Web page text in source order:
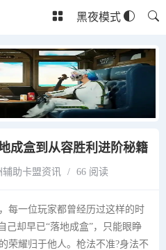
黑夜模式
成盒到从容胜利进阶秘籍
辅助卡盟资讯 / 66 阅读
每一位玩家都曾经历过这样的时
己却早已“落地成盒”，只能眼睁
荣耀归于他人。枪法不准?身法不